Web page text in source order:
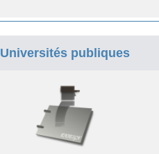
Universités publiques